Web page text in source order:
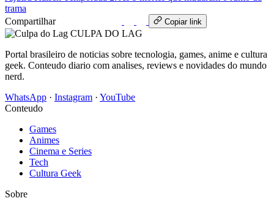
trama
Compartilhar
Copiar link
CULPA DO LAG
Portal brasileiro de noticias sobre tecnologia, games, anime e cultura
geek. Conteudo diario com analises, reviews e novidades do mundo
nerd.
WhatsApp · Instagram · YouTube
Conteudo
Games
Animes
Cinema e Series
Tech
Cultura Geek
Sobre